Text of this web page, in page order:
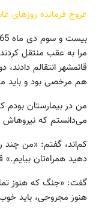
عروج فرمانده روزهای
مرا به عقب منتقل
قائمشهر انتقالم
هم مرخصی بود و باید
من در بیمارستان بودم
می‌دانستم که نیروهاش
کم‌اند، گفتم: «من چند
دهید همراه‌تان بیایم.»
گفت: «جنگ که هنوز
هنوز مجروحی، باید خوب